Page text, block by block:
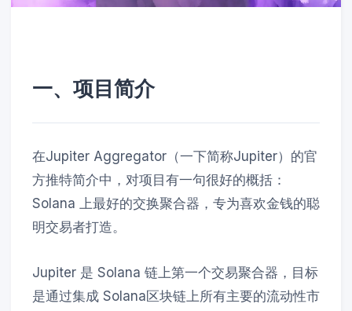
一、项目简介
在Jupiter Aggregator（一下简称Jupiter）的官
方推特简介中，对项目有一句很好的概括：
Solana 上最好的交换聚合器，专为喜欢金钱的聪
明交易者打造。
Jupiter 是 Solana 链上第一个交易聚合器，目标
是通过集成 Solana区块链上所有主要的流动性市